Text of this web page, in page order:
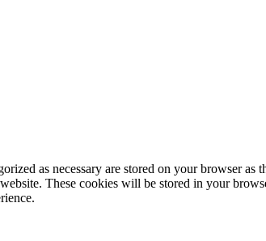
as necessary are stored on your browser as
These cookies will be stored in your